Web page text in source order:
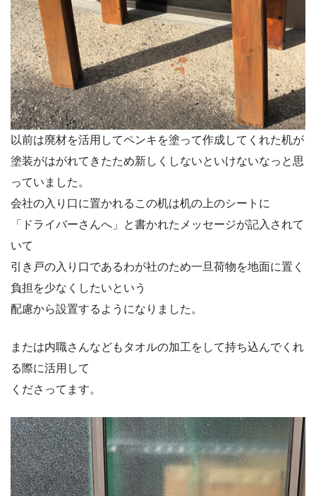
以前は廃材を活用してペンキを塗って作成してくれた机が
塗装がはがれてきたため新しくしないといけないなっと思
っていました。
会社の入り口に置かれるこの机は机の上のシートに
「ドライバーさんへ」と書かれたメッセージが記入されて
いて
引き戸の入り口であるわが社のため一旦荷物を地面に置く
負担を少なくしたいという
配慮から設置するようになりました。
または内職さんなどもタオルの加工をして持ち込んでくれ
る際に活用して
くださってます。